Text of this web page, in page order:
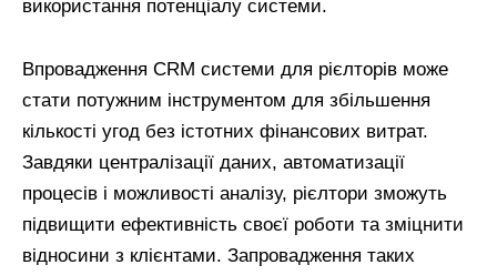
використання потенціалу системи.
Впровадження CRM системи для рієлторів може
стати потужним інструментом для збільшення
кількості угод без істотних фінансових витрат.
Завдяки централізації даних, автоматизації
процесів і можливості аналізу, рієлтори зможуть
підвищити ефективність своєї роботи та зміцнити
відносини з клієнтами. Запровадження таких